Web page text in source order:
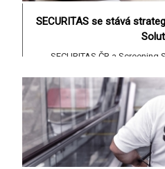
SECURITAS se stává
SECURITAS ČR a
poradenství, personální
Přečíst